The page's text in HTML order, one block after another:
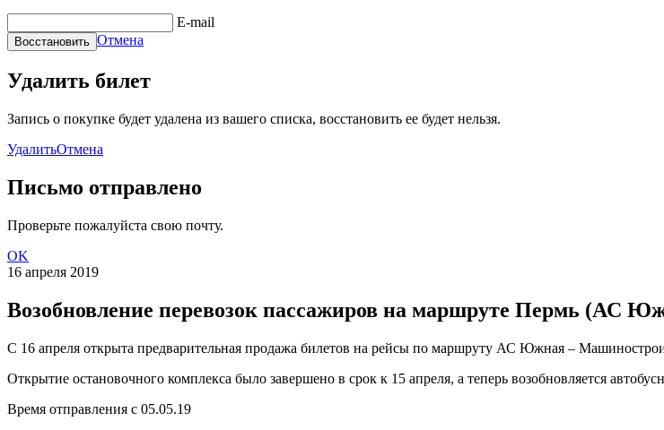
E-mail
Отмена
Удалить билет
Запись о покупке будет удалена из вашего списка, восстановить ее будет нельзя.
УдалитьОтмена
Письмо отправлено
Проверьте пожалуйста свою почту.
OK
16 апреля 2019
Возобновление перевозок пассажиров на маршруте Пермь (АС
С 16 апреля открыта предварительная продажа билетов на рейсы по маршруту АС Южная –
Открытие остановочного комплекса было завершено в срок к 15 апреля, а теперь возобновляется
Время отправления с 05.05.19